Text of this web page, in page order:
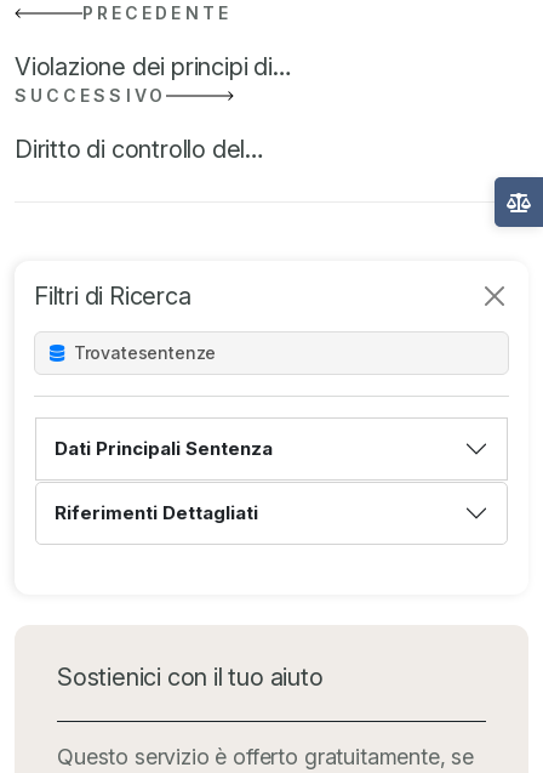
PRECEDENTE
Violazione dei principi di…
SUCCESSIVO
Diritto di controllo del…
Filtri di Ricerca
Trovatesentenze
Dati Principali Sentenza
Riferimenti Dettagliati
Sostienici con il tuo aiuto
Questo servizio è offerto gratuitamente, se